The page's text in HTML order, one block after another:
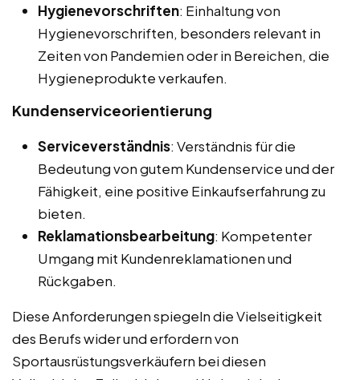
Hygienevorschriften: Einhaltung von
Hygienevorschriften, besonders relevant in
Zeiten von Pandemien oder in Bereichen, die
Hygieneprodukte verkaufen.
Kundenserviceorientierung
Serviceverständnis: Verständnis für die
Bedeutung von gutem Kundenservice und der
Fähigkeit, eine positive Einkaufserfahrung zu
bieten.
Reklamationsbearbeitung: Kompetenter
Umgang mit Kundenreklamationen und
Rückgaben.
Diese Anforderungen spiegeln die Vielseitigkeit
des Berufs wider und erfordern von
Sportausrüstungsverkäufern bei diesen